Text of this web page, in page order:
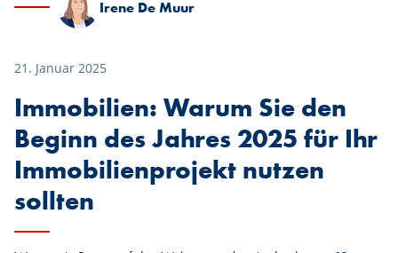
Irene De Muur
21. Januar 2025
Immobilien: Warum Sie den
Beginn des Jahres 2025 für Ihr
Immobilienprojekt nutzen
sollten